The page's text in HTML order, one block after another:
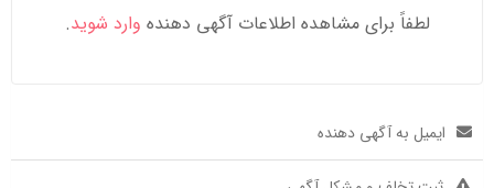
لطفاً برای مشاهده اطلاعات آگهی دهنده وارد شوید.
ایمیل به آگهی دهنده